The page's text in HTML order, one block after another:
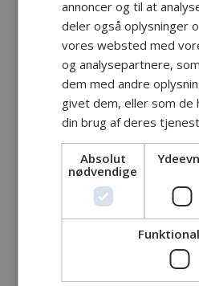
Fanger: Jens Vinke, Tyskland
Fangst: Havørred
Lokalitet: Østkysten
Tidspunkt: Kl. 16
Vægt: 2 kg
Længde: cm
Endegrej: Bombarda
annoncer og til at
deler også oplysninger
vores websted med
og analysepartnere,
dem med andre
givet dem, eller som de
din brug af deres
Absolut
nødvendige